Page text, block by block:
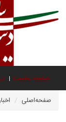
صفحه نخست
صفحه‌اصلی